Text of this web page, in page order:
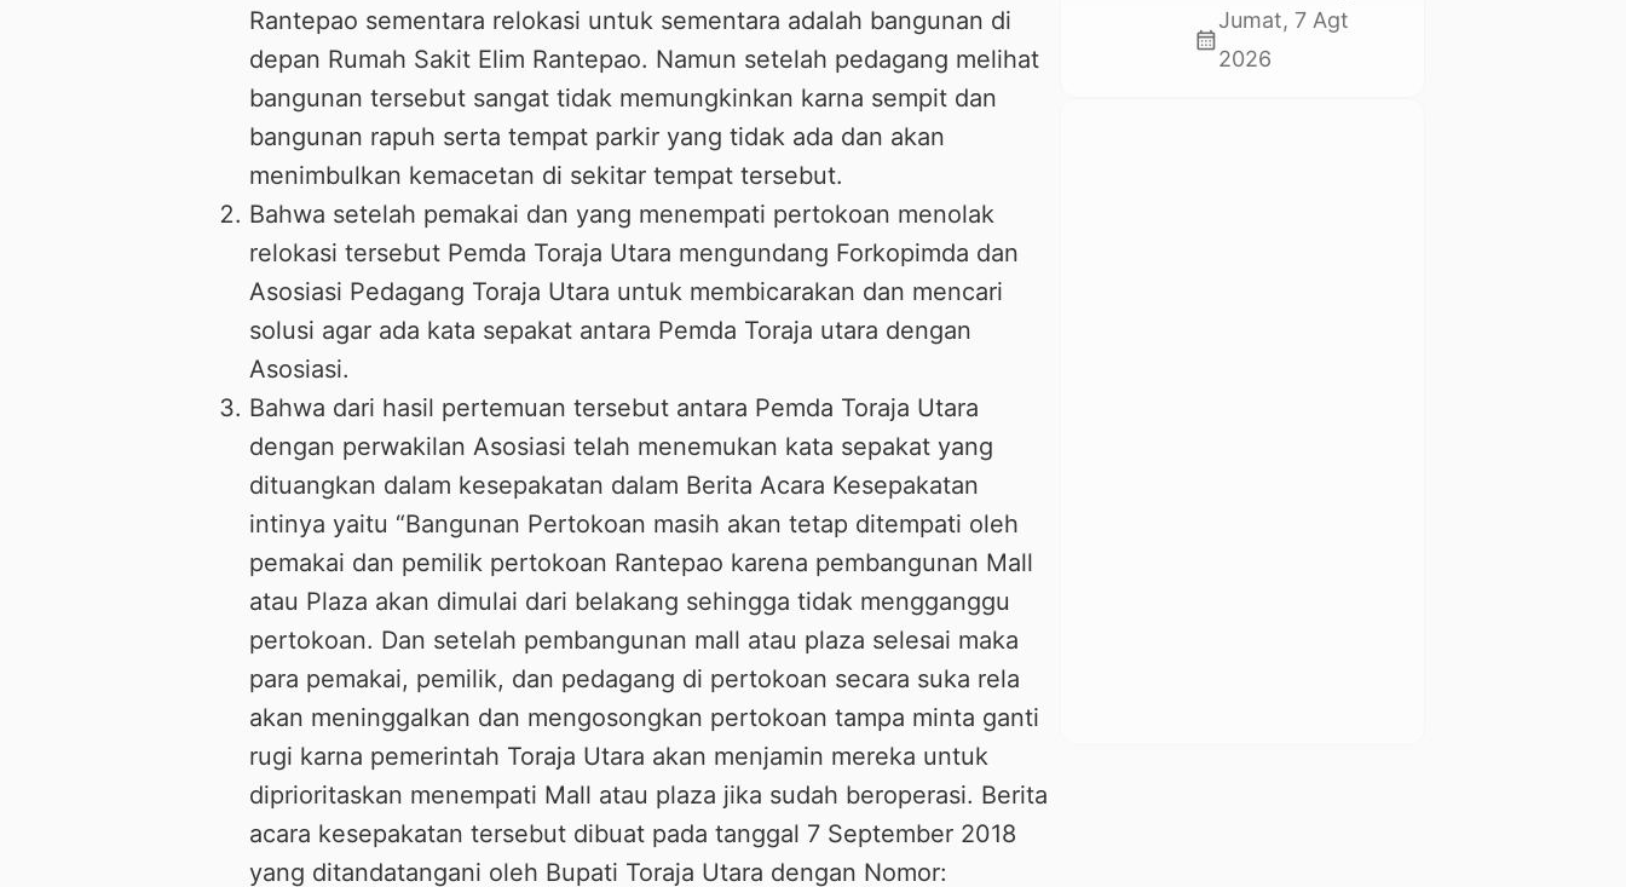
Rantepao sementara relokasi untuk sementara adalah bangunan di
depan Rumah Sakit Elim Rantepao. Namun setelah pedagang melihat
bangunan tersebut sangat tidak memungkinkan karna sempit dan
bangunan rapuh serta tempat parkir yang tidak ada dan akan
menimbulkan kemacetan di sekitar tempat tersebut.
Bahwa setelah pemakai dan yang menempati pertokoan menolak
relokasi tersebut Pemda Toraja Utara mengundang Forkopimda dan
Asosiasi Pedagang Toraja Utara untuk membicarakan dan mencari
solusi agar ada kata sepakat antara Pemda Toraja utara dengan
Asosiasi.
Bahwa dari hasil pertemuan tersebut antara Pemda Toraja Utara
dengan perwakilan Asosiasi telah menemukan kata sepakat yang
dituangkan dalam kesepakatan dalam Berita Acara Kesepakatan
intinya yaitu “Bangunan Pertokoan masih akan tetap ditempati oleh
pemakai dan pemilik pertokoan Rantepao karena pembangunan Mall
atau Plaza akan dimulai dari belakang sehingga tidak mengganggu
pertokoan. Dan setelah pembangunan mall atau plaza selesai maka
para pemakai, pemilik, dan pedagang di pertokoan secara suka rela
akan meninggalkan dan mengosongkan pertokoan tampa minta ganti
rugi karna pemerintah Toraja Utara akan menjamin mereka untuk
diprioritaskan menempati Mall atau plaza jika sudah beroperasi. Berita
acara kesepakatan tersebut dibuat pada tanggal 7 September 2018
yang ditandatangani oleh Bupati Toraja Utara dengan Nomor:
Mahasiswa UKI
Toraja Oktavia
calendar_month
Jumat, 7 Agt
2026